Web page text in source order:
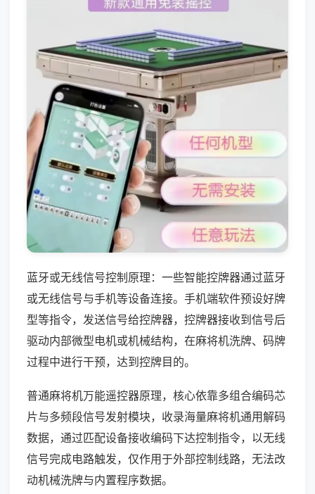
蓝牙或无线信号控制原理：一些智能控牌器通过蓝牙
或无线信号与手机等设备连接。手机端软件预设好牌
型等指令，发送信号给控牌器，控牌器接收到信号后
驱动内部微型电机或机械结构，在麻将机洗牌、码牌
过程中进行干预，达到控牌目的。
普通麻将机万能遥控器原理，核心依靠多组合编码芯
片与多频段信号发射模块，收录海量麻将机通用解码
数据，通过匹配设备接收编码下达控制指令，以无线
信号完成电路触发，仅作用于外部控制线路，无法改
动机械洗牌与内置程序数据。